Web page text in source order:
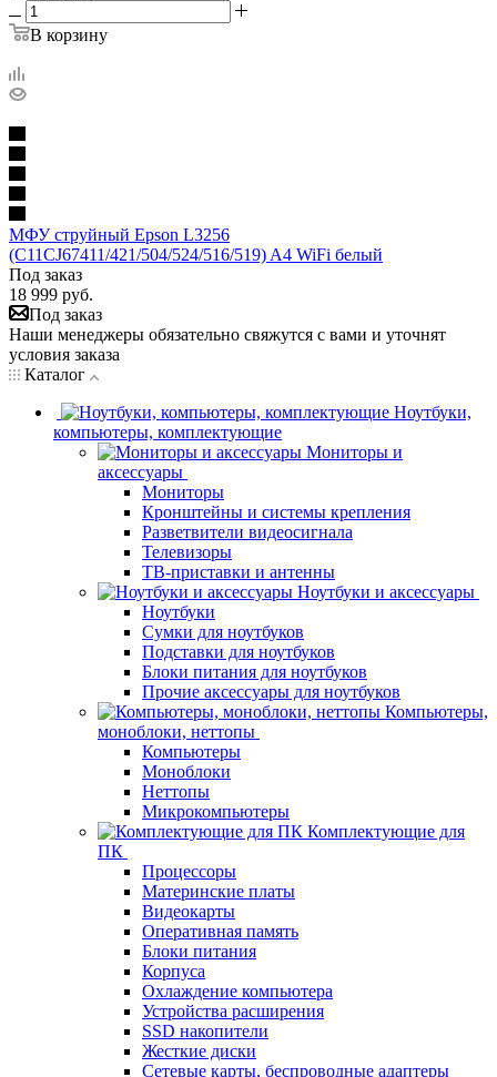
В корзину
МФУ струйный Epson L3256
(C11CJ67411/421/504/524/516/519) A4 WiFi белый
Под заказ
18 999 руб.
Под заказ
Наши менеджеры обязательно свяжутся с вами и уточнят
условия заказа
Каталог
Ноутбуки,
компьютеры, комплектующие
Мониторы и
аксессуары
Мониторы
Кронштейны и системы крепления
Разветвители видеосигнала
Телевизоры
ТВ-приставки и антенны
Ноутбуки и аксессуары
Ноутбуки
Сумки для ноутбуков
Подставки для ноутбуков
Блоки питания для ноутбуков
Прочие аксессуары для ноутбуков
Компьютеры,
моноблоки, неттопы
Компьютеры
Моноблоки
Неттопы
Микрокомпьютеры
Комплектующие для
ПК
Процессоры
Материнские платы
Видеокарты
Оперативная память
Блоки питания
Корпуса
Охлаждение компьютера
Устройства расширения
SSD накопители
Жесткие диски
Сетевые карты, беспроводные адаптеры